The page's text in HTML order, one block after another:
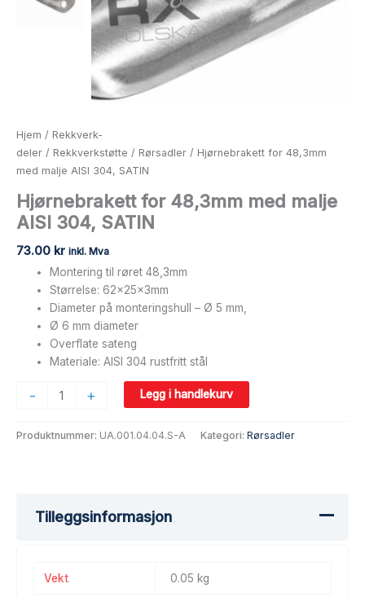
Hjem / Rekkverk-
deler / Rekkverkstøtte / Rørsadler / Hjørnebrakett for 48,3mm
med malje AISI 304, SATIN
Hjørnebrakett for 48,3mm med malje
AISI 304, SATIN
73.00 kr inkl. Mva
Montering til røret 48,3mm
Størrelse: 62x25x3mm
Diameter på monteringshull – Ø 5 mm,
Ø 6 mm diameter
Overflate sateng
Materiale: AISI 304 rustfritt stål
- + Legg i handlekurv
Produktnummer: UA.001.04.04.S-A Kategori: Rørsadler
Tilleggsinformasjon
Vekt 0.05 kg